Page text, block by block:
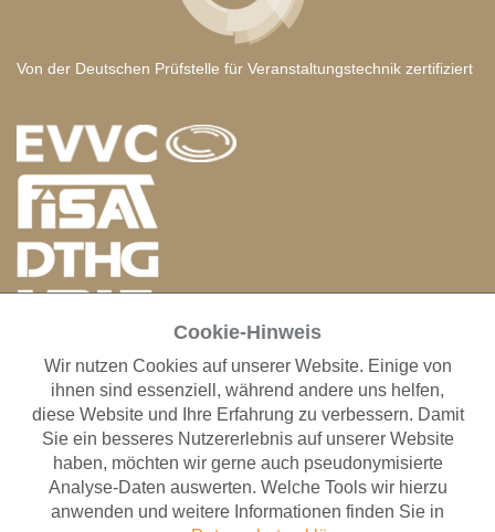
Von der Deutschen Prüfstelle für Veranstaltungstechnik zertifiziert
ANFAHRT RIGGING SERVICE GMBH
Otto-Hahn-Straße 1-3
63225 Langen
Fon: +49 (0)69 401009-0
Fax: +49 (0)69 401009-38
STANDORT MESSE FRANKFURT
Cookie-Hinweis
Wir nutzen Cookies auf unserer Website. Einige von
ihnen sind essenziell, während andere uns helfen,
diese Website und Ihre Erfahrung zu verbessern. Damit
Sie ein besseres Nutzererlebnis auf unserer Website
haben, möchten wir gerne auch pseudonymisierte
Analyse-Daten auswerten. Welche Tools wir hierzu
anwenden und weitere Informationen finden Sie in